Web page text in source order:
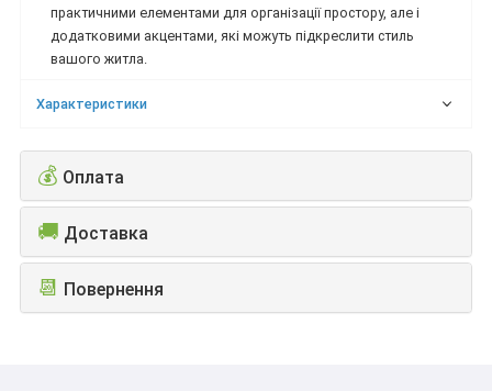
практичними елементами для організації простору, але і
додатковими акцентами, які можуть підкреслити стиль
вашого житла.
Характеристики
💰 Оплата
🚚 Доставка
📆 Повернення